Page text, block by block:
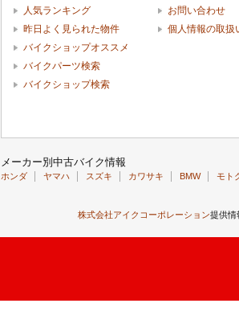
人気ランキング
昨日よく見られた物件
バイクショップオススメ
バイクパーツ検索
バイクショップ検索
お問い合わせ
個人情報の取扱
メーカー別中古バイク情報
ホンダ ヤマハ スズキ カワサキ BMW モト
株式会社アイクコーポレーション提供